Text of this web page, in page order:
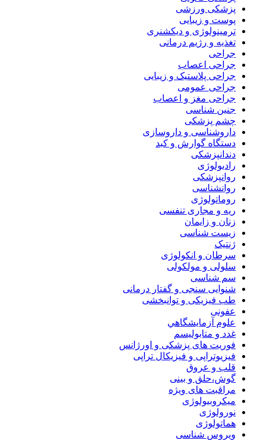
پزشکی ورزشی
پوست و زیبایی
ترمینولوژی و دیکشنری
تغذیه و رژیم درمانی
جراحی
جراحی اعصاب
جراحی پلاستیک و زیبایی
جراحی عمومی
جراحی مغز و اعصاب
جنین شناسی
چشم پزشکی
داروشناسی و داروسازی
دستگاه گوارش و کبد
دندانپزشکی
رادیولوژی
روانپزشکی
روانشناسی
روماتولوژی
ریه و مجاری تنفسی
زنان و زایمان
زیست شناسی
ژنتیک
سرطان و انکولوژی
سلولی و مولکولی
سم شناسی
شنوایی سنجی و گفتار درمانی
طب فیزیکی و توانبخشی
عفونی
علوم آزمايشگاهي
غدد و متابولیسم
فوریت های پزشکی و اورژانس
فیزیوتراپی و فیزیکال تراپی
قلب و عروق
گوش،حلق و بینی
مراقبت های ویژه
میکروبیولوژی
نورولوژی
هماتولوژی
ویروس شناسی